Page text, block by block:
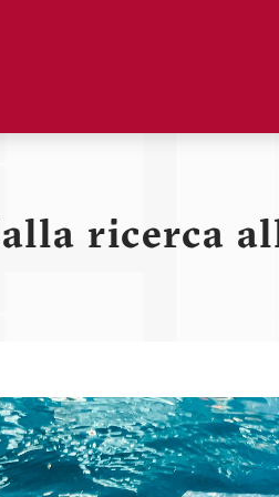
Dropdown
ricerca